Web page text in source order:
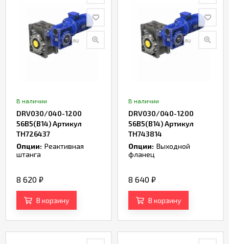
В наличии
DRV030/040-1200
56B5(B14) Артикул
TH726437
Опции: Реактивная
штанга
8 620 ₽
В корзину
В наличии
DRV030/040-1200
56B5(B14) Артикул
TH743814
Опции: Выходной
фланец
8 640 ₽
В корзину